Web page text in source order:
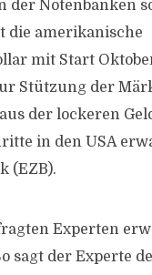
Notenbanken
die amerikanische
mit Start
Stützung der
der lockeren
in den USA
(EZB).
Experten
sagt der Experte